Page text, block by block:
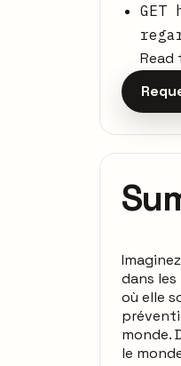
dans les
où elle
monde.
le